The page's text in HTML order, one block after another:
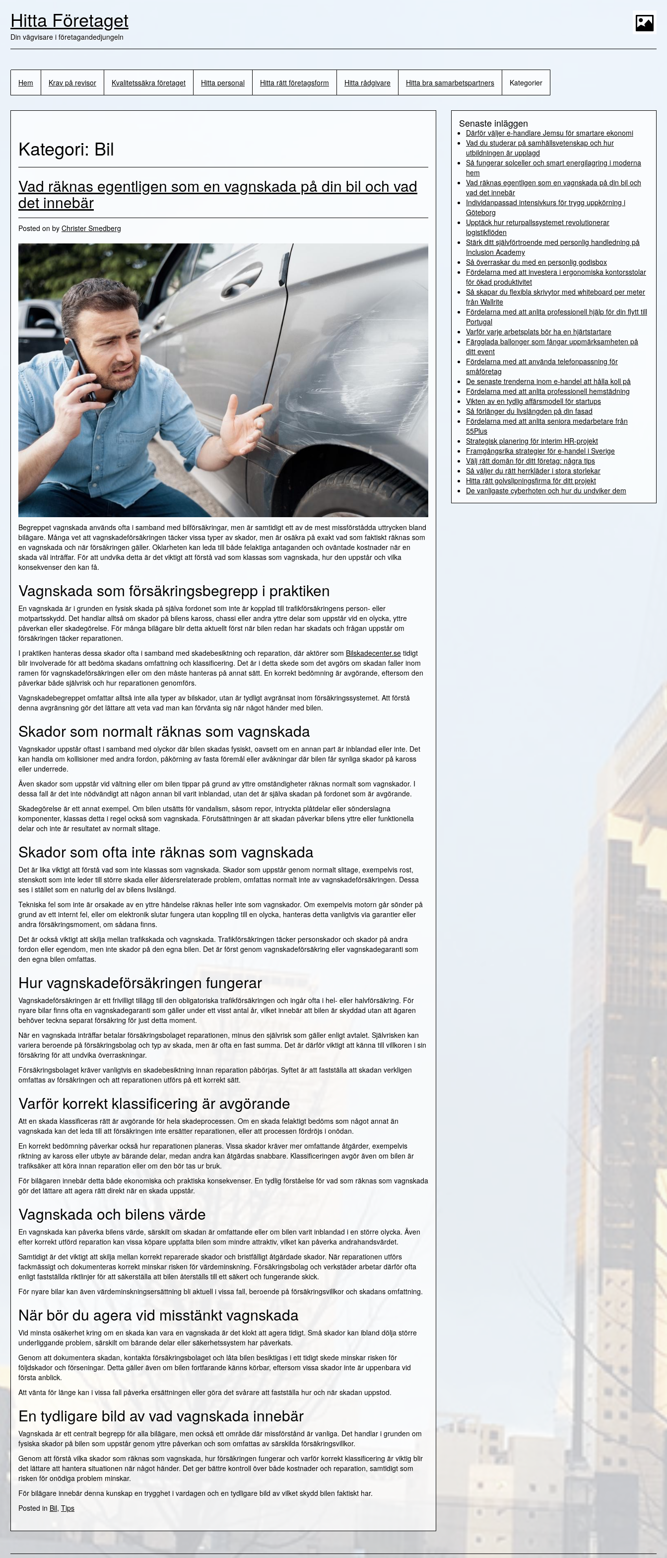
content
Hitta Företaget
Din vägvisare i företagandedjungeln
Hem Krav på revisor Kvalitetssäkra företaget Hitta personal Hitta rätt företagsform Hitta rådgivare Hitta bra samarbetspartners Kategorier
Kategori: Bil
Vad räknas egentligen som en vagnskada på din bil och vad
det innebär
Posted on by Christer Smedberg
Begreppet vagnskada används ofta i samband med bilförsäkringar, men är samtidigt ett av de mest missförstådda uttrycken bland
bilägare. Många vet att vagnskadeförsäkringen täcker vissa typer av skador, men är osäkra på exakt vad som faktiskt räknas som
en vagnskada och när försäkringen gäller. Oklarheten kan leda till både felaktiga antaganden och oväntade kostnader när en
skada väl inträffar. För att undvika detta är det viktigt att förstå vad som klassas som vagnskada, hur den uppstår och vilka
konsekvenser den kan få.
Vagnskada som försäkringsbegrepp i praktiken
En vagnskada är i grunden en fysisk skada på själva fordonet som inte är kopplad till trafikförsäkringens person- eller
motpartsskydd. Det handlar alltså om skador på bilens kaross, chassi eller andra yttre delar som uppstår vid en olycka, yttre
påverkan eller skadegörelse. För många bilägare blir detta aktuellt först när bilen redan har skadats och frågan uppstår om
försäkringen täcker reparationen.
I praktiken hanteras dessa skador ofta i samband med skadebesiktning och reparation, där aktörer som Bilskadecenter.se tidigt
blir involverade för att bedöma skadans omfattning och klassificering. Det är i detta skede som det avgörs om skadan faller inom
ramen för vagnskadeförsäkringen eller om den måste hanteras på annat sätt. En korrekt bedömning är avgörande, eftersom den
påverkar både självrisk och hur reparationen genomförs.
Vagnskadebegreppet omfattar alltså inte alla typer av bilskador, utan är tydligt avgränsat inom försäkringssystemet. Att förstå
denna avgränsning gör det lättare att veta vad man kan förvänta sig när något händer med bilen.
Skador som normalt räknas som vagnskada
Vagnskador uppstår oftast i samband med olyckor där bilen skadas fysiskt, oavsett om en annan part är inblandad eller inte. Det
kan handla om kollisioner med andra fordon, påkörning av fasta föremål eller avåkningar där bilen får synliga skador på kaross
eller underrede.
Även skador som uppstår vid vältning eller om bilen tippar på grund av yttre omständigheter räknas normalt som vagnskador. I
dessa fall är det inte nödvändigt att någon annan bil varit inblandad, utan det är själva skadan på fordonet som är avgörande.
Skadegörelse är ett annat exempel. Om bilen utsätts för vandalism, såsom repor, intryckta plåtdelar eller sönderslagna
komponenter, klassas detta i regel också som vagnskada. Förutsättningen är att skadan påverkar bilens yttre eller funktionella
delar och inte är resultatet av normalt slitage.
Skador som ofta inte räknas som vagnskada
Det är lika viktigt att förstå vad som inte klassas som vagnskada. Skador som uppstår genom normalt slitage, exempelvis rost,
stenskott som inte leder till större skada eller åldersrelaterade problem, omfattas normalt inte av vagnskadeförsäkringen. Dessa
ses i stället som en naturlig del av bilens livslängd.
Tekniska fel som inte är orsakade av en yttre händelse räknas heller inte som vagnskador. Om exempelvis motorn går sönder på
grund av ett internt fel, eller om elektronik slutar fungera utan koppling till en olycka, hanteras detta vanligtvis via garantier eller
andra försäkringsmoment, om sådana finns.
Det är också viktigt att skilja mellan trafikskada och vagnskada. Trafikförsäkringen täcker personskador och skador på andra
fordon eller egendom, men inte skador på den egna bilen. Det är först genom vagnskadeförsäkring eller vagnskadegaranti som
den egna bilen omfattas.
Hur vagnskadeförsäkringen fungerar
Vagnskadeförsäkringen är ett frivilligt tillägg till den obligatoriska trafikförsäkringen och ingår ofta i hel- eller halvförsäkring. För
nyare bilar finns ofta en vagnskadegaranti som gäller under ett visst antal år, vilket innebär att bilen är skyddad utan att ägaren
behöver teckna separat försäkring för just detta moment.
När en vagnskada inträffar betalar försäkringsbolaget reparationen, minus den självrisk som gäller enligt avtalet. Självrisken kan
variera beroende på försäkringsbolag och typ av skada, men är ofta en fast summa. Det är därför viktigt att känna till villkoren i sin
försäkring för att undvika överraskningar.
Försäkringsbolaget kräver vanligtvis en skadebesiktning innan reparation påbörjas. Syftet är att fastställa att skadan verkligen
omfattas av försäkringen och att reparationen utförs på ett korrekt sätt.
Varför korrekt klassificering är avgörande
Att en skada klassificeras rätt är avgörande för hela skadeprocessen. Om en skada felaktigt bedöms som något annat än
vagnskada kan det leda till att försäkringen inte ersätter reparationen, eller att processen fördröjs i onödan.
En korrekt bedömning påverkar också hur reparationen planeras. Vissa skador kräver mer omfattande åtgärder, exempelvis
riktning av kaross eller utbyte av bärande delar, medan andra kan åtgärdas snabbare. Klassificeringen avgör även om bilen är
trafiksäker att köra innan reparation eller om den bör tas ur bruk.
För bilägaren innebär detta både ekonomiska och praktiska konsekvenser. En tydlig förståelse för vad som räknas som vagnskada
gör det lättare att agera rätt direkt när en skada uppstår.
Vagnskada och bilens värde
En vagnskada kan påverka bilens värde, särskilt om skadan är omfattande eller om bilen varit inblandad i en större olycka. Även
efter korrekt utförd reparation kan vissa köpare uppfatta bilen som mindre attraktiv, vilket kan påverka andrahandsvärdet.
Samtidigt är det viktigt att skilja mellan korrekt reparerade skador och bristfälligt åtgärdade skador. När reparationen utförs
fackmässigt och dokumenteras korrekt minskar risken för värdeminskning. Försäkringsbolag och verkstäder arbetar därför ofta
enligt fastställda riktlinjer för att säkerställa att bilen återställs till ett säkert och fungerande skick.
För nyare bilar kan även värdeminskningsersättning bli aktuell i vissa fall, beroende på försäkringsvillkor och skadans omfattning.
När bör du agera vid misstänkt vagnskada
Vid minsta osäkerhet kring om en skada kan vara en vagnskada är det klokt att agera tidigt. Små skador kan ibland dölja större
underliggande problem, särskilt om bärande delar eller säkerhetssystem har påverkats.
Genom att dokumentera skadan, kontakta försäkringsbolaget och låta bilen besiktigas i ett tidigt skede minskar risken för
följdskador och förseningar. Detta gäller även om bilen fortfarande känns körbar, eftersom vissa skador inte är uppenbara vid
första anblick.
Att vänta för länge kan i vissa fall påverka ersättningen eller göra det svårare att fastställa hur och när skadan uppstod.
En tydligare bild av vad vagnskada innebär
Vagnskada är ett centralt begrepp för alla bilägare, men också ett område där missförstånd är vanliga. Det handlar i grunden om
fysiska skador på bilen som uppstår genom yttre påverkan och som omfattas av särskilda försäkringsvillkor.
Genom att förstå vilka skador som räknas som vagnskada, hur försäkringen fungerar och varför korrekt klassificering är viktig blir
det lättare att hantera situationen när något händer. Det ger bättre kontroll över både kostnader och reparation, samtidigt som
risken för onödiga problem minskar.
För bilägare innebär denna kunskap en trygghet i vardagen och en tydligare bild av vilket skydd bilen faktiskt har.
Posted in Bil, Tips
Senaste inläggen
Därför väljer e-handlare Jemsu för smartare ekonomi
Vad du studerar på samhällsvetenskap och hur
utbildningen är upplagd
Så fungerar solceller och smart energilagring i moderna
hem
Vad räknas egentligen som en vagnskada på din bil och
vad det innebär
Individanpassad intensivkurs för trygg uppkörning i
Göteborg
Upptäck hur returpallssystemet revolutionerar
logistikflöden
Stärk ditt självförtroende med personlig handledning på
Inclusion Academy
Så överraskar du med en personlig godisbox
Fördelarna med att investera i ergonomiska kontorsstolar
för ökad produktivitet
Så skapar du flexibla skrivytor med whiteboard per meter
från Wallrite
Fördelarna med att anlita professionell hjälp för din flytt till
Portugal
Varför varje arbetsplats bör ha en hjärtstartare
Färgglada ballonger som fångar uppmärksamheten på
ditt event
Fördelarna med att använda telefonpassning för
småföretag
De senaste trenderna inom e-handel att hålla koll på
Fördelarna med att anlita professionell hemstädning
Vikten av en tydlig affärsmodell för startups
Så förlänger du livslängden på din fasad
Fördelarna med att anlita seniora medarbetare från
55Plus
Strategisk planering för interim HR-projekt
Framgångsrika strategier för e-handel i Sverige
Välj rätt domän för ditt företag: några tips
Så väljer du rätt herrkläder i stora storlekar
Hitta rätt golvslipningsfirma för ditt projekt
De vanligaste cyberhoten och hur du undviker dem